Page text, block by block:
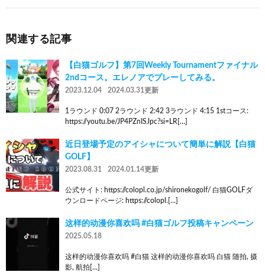
関連する記事
【白猫ゴルフ】第7回Weekly Tournamentファイナル
2ndコース。エレノアでプレーしてみる。
2023.12.04 2024.03.31更新
1ラウンド 0:07 2ラウンド 2:42 3ラウンド 4:15 1stコース:
https://youtu.be/JP4PZnISJpc?si=LR[…]
近日登場予定のアイシャについて簡単に解説【白猫
GOLF】
2023.08.31 2024.01.14更新
公式サイト: https://colopl.co.jp/shironekogolf/ 白猫GOLFダ
ウンロードページ: https://colopl.[…]
这样的动漫你喜欢吗 #白猫ゴルフ投稿キャンペーン
2025.05.18
这样的动漫你喜欢吗 #白猫 这样的动漫你喜欢吗 白猫 随拍, 摄
影, 航拍[…]